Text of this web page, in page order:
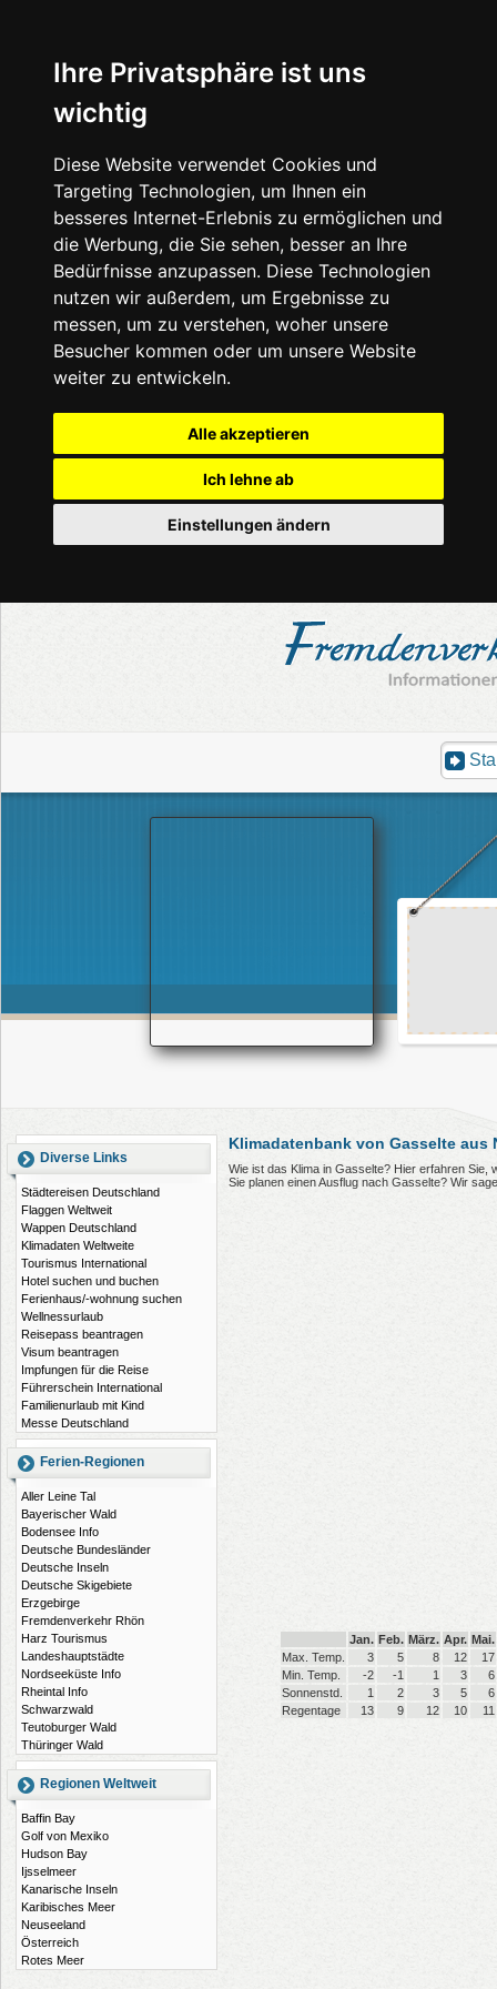
Ihre Privatsphäre ist uns
wichtig
Diese Website verwendet Cookies und
Targeting Technologien, um Ihnen ein
besseres Internet-Erlebnis zu ermöglichen und
die Werbung, die Sie sehen, besser an Ihre
Bedürfnisse anzupassen. Diese Technologien
nutzen wir außerdem, um Ergebnisse zu
messen, um zu verstehen, woher unsere
Besucher kommen oder um unsere Website
weiter zu entwickeln.
Alle akzeptieren
Ich lehne ab
Einstellungen ändern
Diverse Links
Städtereisen Deutschland
Flaggen Weltweit
Wappen Deutschland
Klimadaten Weltweite
Tourismus International
Hotel suchen und buchen
Ferienhaus/-wohnung suchen
Wellnessurlaub
Reisepass beantragen
Visum beantragen
Impfungen für die Reise
Führerschein International
Familienurlaub mit Kind
Messe Deutschland
Ferien-Regionen
Aller Leine Tal
Bayerischer Wald
Bodensee Info
Deutsche Bundesländer
Deutsche Inseln
Deutsche Skigebiete
Erzgebirge
Fremdenverkehr Rhön
Harz Tourismus
Landeshauptstädte
Nordseeküste Info
Rheintal Info
Schwarzwald
Teutoburger Wald
Thüringer Wald
Regionen Weltweit
Baffin Bay
Golf von Mexiko
Hudson Bay
Ijsselmeer
Kanarische Inseln
Karibisches Meer
Neuseeland
Österreich
Rotes Meer
Klimadatenbank von Gasselte aus
Wie ist das Klima in Gasselte? Hier erfahren Sie,
Sie planen einen Ausflug nach Gasselte? Wir
Jan. Feb. März. Apr. Mai.
Max. Temp.
3 5 8 12
17
Min. Temp.
-2 -1 1 3
6
Sonnenstd.
1 2 3 5
6
Regentage
13 9 12 10 11